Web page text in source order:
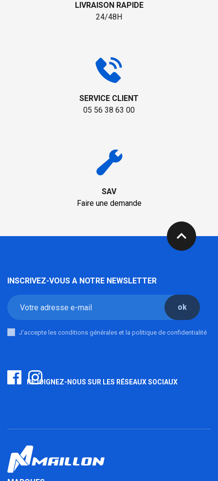
LIVRAISON RAPIDE
24/48H
SERVICE CLIENT
05 56 38 63 00
SAV
Faire une demande
expand_less
INSCRIVEZ-VOUS A NOTRE NEWSLETTER
ok
J'accepte les conditions générales et la politique de confidentialité
REJOIGNEZ-NOUS SUR LES RÉSEAUX SOCIAUX